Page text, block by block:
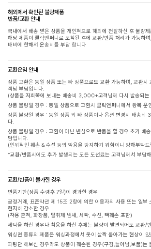
해외에서 확인된 불량제품
반품/교환 안내
국내에서 배송 받은 상품을 개인적으로 해외에 전달하신 후 불량제
해당 제품이 클릭앤퍼니로 도착된 후에 교환/반품 처리가 가능하
배비에 한해서 운송비를 부담 합니다
교환운임 안내
상품 교환은 동일 상품 또는 타 상품으로도 교환 가능하며, 교환
객님 부담입니다.
(상품을 저희쪽에 보내는 배송비 3,000+고객님께 다시 발송되
상품 불량일 경우 : 동일 상품으로 교환시 클릭앤퍼니에서 왕복 운
상품 불량일 경우 : 동일 상품 외 타 상품이나 옵션 변경시 배송비
다.
상품 불량일 경우 : 교환이 아닌 변심으로 반품을 할 경우 초기
담입니다.
(인위적인 훼손 & 수선 등의 악용을 방지하기 위함이니 양해부탁
*교환/반품시에도 추가 발생되는 모든 도선료는 고객님께서 부담
교환/반품이 불가한 경우
반품기한(상품 수령후 7일)이 경과한 경우
공정거래, 표준약관 제 15조 2항에 의한 이용자의 사용 또는 일부
현저히 감소한 경우
(착용 흔적, 화장품, 탈취제 냄새, 세탁, 수선, 택훼손 포함)
세탁을 하신 경우나 착용을 하신 후에는 불량이 발견되어도 교환/
워싱면 종류의 제품은 워싱과정에서 옷이 살짝 돌아가는 현상이 있
피팅만 해보신 경우라도 상품이 훼손된 경우(구김,늘어남,보풀)는